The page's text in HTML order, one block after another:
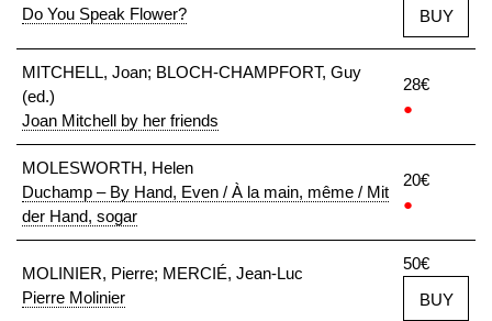
Do You Speak Flower?
BUY
MITCHELL, Joan; BLOCH-CHAMPFORT, Guy
(ed.)
Joan Mitchell by her friends
28€
●
MOLESWORTH, Helen
Duchamp – By Hand, Even / À la main, même / Mit
der Hand, sogar
20€
●
MOLINIER, Pierre; MERCIÉ, Jean-Luc
Pierre Molinier
50€
BUY